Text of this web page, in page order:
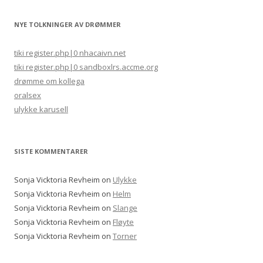
NYE TOLKNINGER AV DRØMMER
tiki register.php|0 nhacaivn.net
tiki register.php|0 sandboxlrs.accme.org
drømme om kollega
oralsex
ulykke karusell
SISTE KOMMENTARER
Sonja Vicktoria Revheim on Ulykke
Sonja Vicktoria Revheim on Helm
Sonja Vicktoria Revheim on Slange
Sonja Vicktoria Revheim on Fløyte
Sonja Vicktoria Revheim on Torner